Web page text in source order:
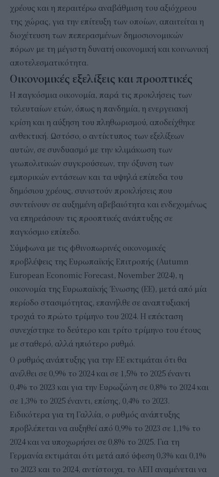
χρέους και η περαιτέρω αναβάθμιση του αξιόχρεου
της χώρας, για την επίτευξη των οποίων, απαιτείται η
διοχέτευση των πεπερασμένων δημοσιονομικών
πόρων με τη μέγιστη δυνατή οικονομική και κοινωνική
αποτελεσματικότητα.
Οικονομικές εξελίξεις και προοπτικές
Η παγκόσμια οικονομία, παρά τις προκλήσεις των
τελευταίων ετών, όπως η πανδημία, η ενεργειακή
κρίση και η αύξηση του πληθωρισμού, αποδείχθηκε
ανθεκτική. Ωστόσο, ο αντίκτυπος των εξελίξεων
αυτών, σε συνδυασμό με την κλιμάκωση των
γεωπολιτικών συγκρούσεων, την όξυνση των
εμπορικών εντάσεων και τα υψηλά επίπεδα του
δημόσιου χρέους, συνιστούν προκλήσεις που
συντείνουν σε αυξημένη αβεβαιότητα και ενδεχομένως
να επηρεάσουν τις προοπτικές ανάπτυξης σε
παγκόσμιο επίπεδο.
Σύμφωνα με τις φθινοπωρινές οικονομικές
προβλέψεις της Ευρωπαϊκής Επιτροπής (Autumn
European Economic Forecast, November 2024), η
οικονομία της Ευρωπαϊκής Ένωσης (ΕΕ), μετά από μία
περίοδο στασιμότητας, επανήλθε σε αναπτυξιακή
τροχιά το πρώτο τρίμηνο του 2024. Η επέκταση
συνεχίστηκε το δεύτερο και τρίτο τρίμηνο του έτους
με σταθερό, αλλά ηπιότερο ρυθμό.
Ο ρυθμός ανάπτυξης για την ΕΕ εκτιμάται ότι θα
ανέλθει σε 0,9% το 2024 και σε 1,5% το 2025 έναντι
0,4% το 2023 και για την Ευρωζώνη σε 0,8% το 2024 και
σε 1,3% το 2025 έναντι, επίσης, 0,4% το 2023.
Ειδικότερα για τη Γαλλία, ο ρυθμός ανάπτυξης
προβλέπεται να αυξηθεί από 0,9% το 2023 σε 1,1% το
2024 και να υποχωρήσει σε 0,8% το 2025. Για τη
Γερμανία εκτιμάται ότι μετά από ύφεση 0,3% και 0,1%
το 2023 και το 2024, αντίστοιχα, το ΑΕΠ αναμένεται να